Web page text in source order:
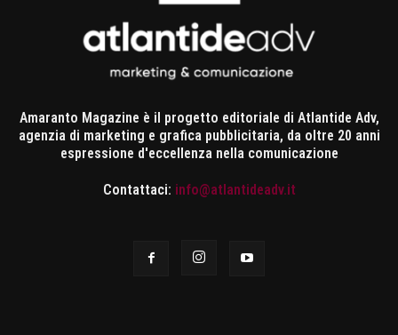
Amaranto Magazine è il progetto editoriale di Atlantide Adv,
agenzia di marketing e grafica pubblicitaria, da oltre 20 anni
espressione d'eccellenza nella comunicazione
Contattaci: info@atlantideadv.it